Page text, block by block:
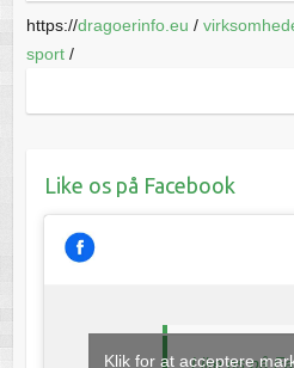
https://dragoerinfo.eu /
sport/
Like os på Facebook
Like os på
Klik for at acceptere